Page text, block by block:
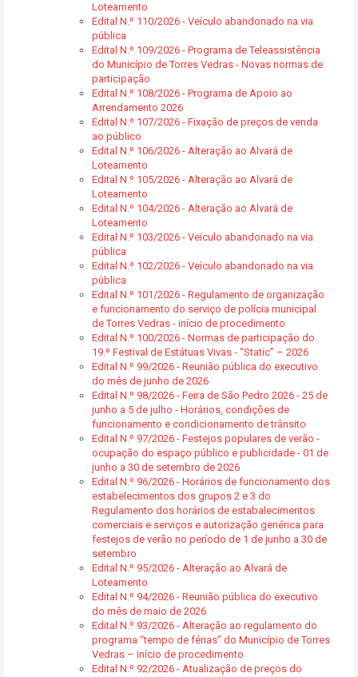
Loteamento
Edital N.º 110/2026 - Veículo abandonado na via
pública
Edital N.º 109/2026 - Programa de Teleassistência
do Município de Torres Vedras - Novas normas de
participação
Edital N.º 108/2026 - Programa de Apoio ao
Arrendamento 2026
Edital N.º 107/2026 - Fixação de preços de venda
ao público
Edital N.º 106/2026 - Alteração ao Alvará de
Loteamento
Edital N.º 105/2026 - Alteração ao Alvará de
Loteamento
Edital N.º 104/2026 - Alteração ao Alvará de
Loteamento
Edital N.º 103/2026 - Veículo abandonado na via
pública
Edital N.º 102/2026 - Veículo abandonado na via
pública
Edital N.º 101/2026 - Regulamento de organização
e funcionamento do serviço de polícia municipal
de Torres Vedras - início de procedimento
Edital N.º 100/2026 - Normas de participação do
19.º Festival de Estátuas Vivas - “Static” – 2026
Edital N.º 99/2026 - Reunião pública do executivo
do mês de junho de 2026
Edital N.º 98/2026 - Feira de São Pedro 2026 - 25 de
junho a 5 de julho - Horários, condições de
funcionamento e condicionamento de trânsito
Edital N.º 97/2026 - Festejos populares de verão -
ocupação do espaço público e publicidade - 01 de
junho a 30 de setembro de 2026
Edital N.º 96/2026 - Horários de funcionamento dos
estabelecimentos dos grupos 2 e 3 do
Regulamento dos horários de estabalecimentos
comerciais e serviços e autorização genérica para
festejos de verão no período de 1 de junho a 30 de
setembro
Edital N.º 95/2026 - Alteração ao Alvará de
Loteamento
Edital N.º 94/2026 - Reunião pública do executivo
do mês de maio de 2026
Edital N.º 93/2026 - Alteração ao regulamento do
programa “tempo de férias” do Município de Torres
Vedras – início de procedimento
Edital N.º 92/2026 - Atualização de preços do